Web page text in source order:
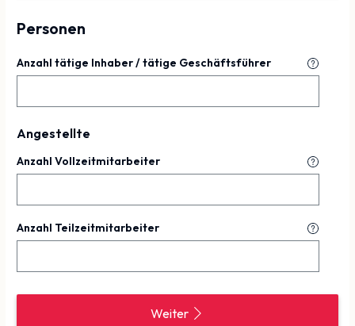
Personen
Anzahl tätige Inhaber / tätige Geschäftsführer
Angestellte
Anzahl Vollzeitmitarbeiter
Anzahl Teilzeitmitarbeiter
Weiter